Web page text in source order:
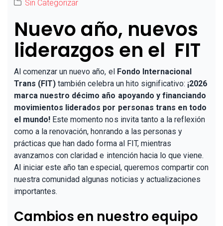
Sin Categorizar
Nuevo año, nuevos
liderazgos en el FIT
Al comenzar un nuevo año, el Fondo Internacional
Trans (FIT) también celebra un hito significativo: ¡2026
marca nuestro décimo año apoyando y financiando
movimientos liderados por personas trans en todo
el mundo! Este momento nos invita tanto a la reflexión
como a la renovación, honrando a las personas y
prácticas que han dado forma al FIT, mientras
avanzamos con claridad e intención hacia lo que viene.
Al iniciar este año tan especial, queremos compartir con
nuestra comunidad algunas noticias y actualizaciones
importantes.
Cambios en nuestro equipo